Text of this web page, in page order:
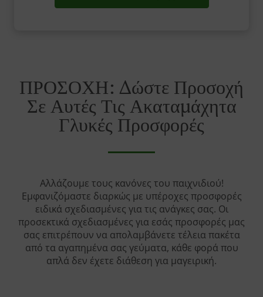
ΠΡΟΣΟΧΗ: Δώστε Προσοχή
Σε Αυτές Τις Ακαταμάχητα
Γλυκές Προσφορές
Αλλάζουμε τους κανόνες του παιχνιδιού!
Εμφανιζόμαστε διαρκώς με υπέροχες προσφορές
ειδικά σχεδιασμένες για τις ανάγκες σας. Οι
προσεκτικά σχεδιασμένες για εσάς προσφορές μας
σας επιτρέπουν να απολαμβάνετε τέλεια πακέτα
από τα αγαπημένα σας γεύματα, κάθε φορά που
απλά δεν έχετε διάθεση για μαγειρική.